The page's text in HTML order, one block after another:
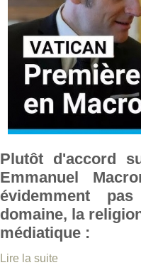
Plutôt d'accord
Emmanuel
évidemment
domaine, la
médiatique :
Lire la suite